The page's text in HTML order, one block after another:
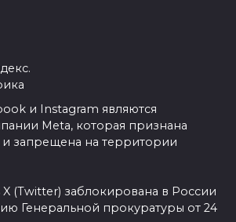
и Instagram являются
Meta, которая признана
и запрещена на территории
X (Twitter) заблокирована в России
Генеральной прокуратуры от 24